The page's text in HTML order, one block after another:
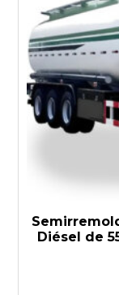
Diésel de